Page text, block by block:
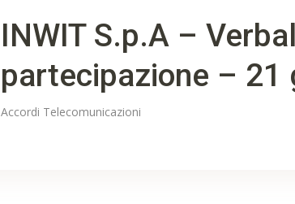
INWIT S.p.A –
partecipazione – 21
Accordi Telecomunicazioni